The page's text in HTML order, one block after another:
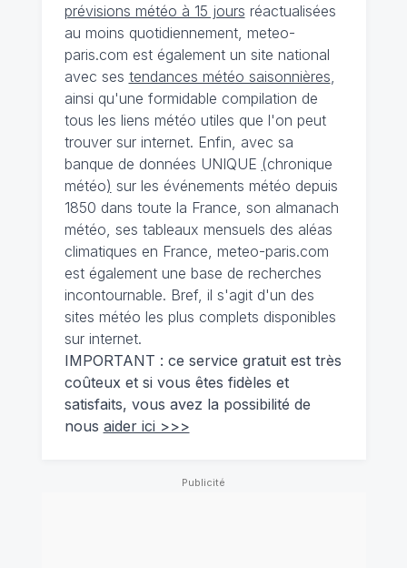
prévisions météo à 15 jours réactualisées
au moins quotidiennement, meteo-
paris.com est également un site national
avec ses tendances météo saisonnières,
ainsi qu'une formidable compilation de
tous les liens météo utiles que l'on peut
trouver sur internet. Enfin, avec sa
banque de données UNIQUE (chronique
météo) sur les événements météo depuis
1850 dans toute la France, son almanach
météo, ses tableaux mensuels des aléas
climatiques en France, meteo-paris.com
est également une base de recherches
incontournable. Bref, il s'agit d'un des
sites météo les plus complets disponibles
sur internet.
IMPORTANT : ce service gratuit est très
coûteux et si vous êtes fidèles et
satisfaits, vous avez la possibilité de
nous aider ici >>>